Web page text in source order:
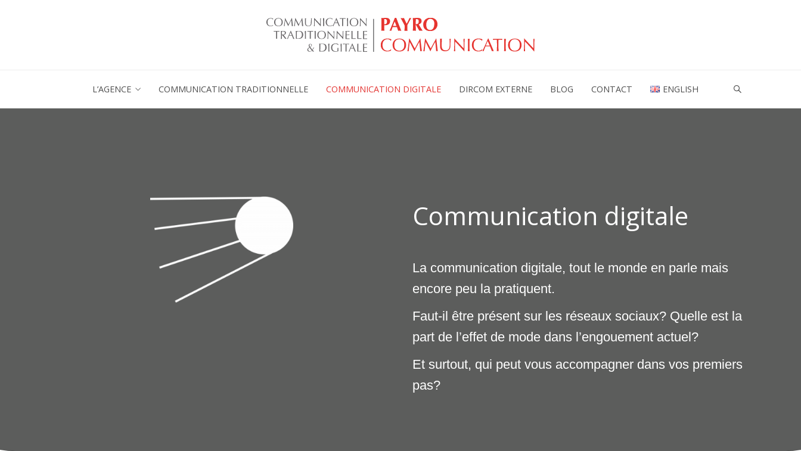
L’AGENCE COMMUNICATION TRADITIONNELLE COMMUNICATION DIGITALE DIRCOM EXTERNE BLOG CONTACT ENGLISH
Communication digitale
La communication digitale, tout le monde en parle mais
encore peu la pratiquent.
Faut-il être présent sur les réseaux sociaux? Quelle est la
part de l’effet de mode dans l’engouement actuel?
Et surtout, qui peut vous accompagner dans vos premiers
pas?